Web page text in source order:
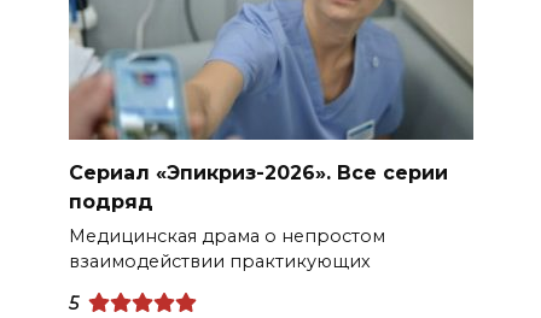
Сериал «Эпикриз-2026». Все серии
подряд
Медицинская драма о непростом
взаимодействии практикующих
5